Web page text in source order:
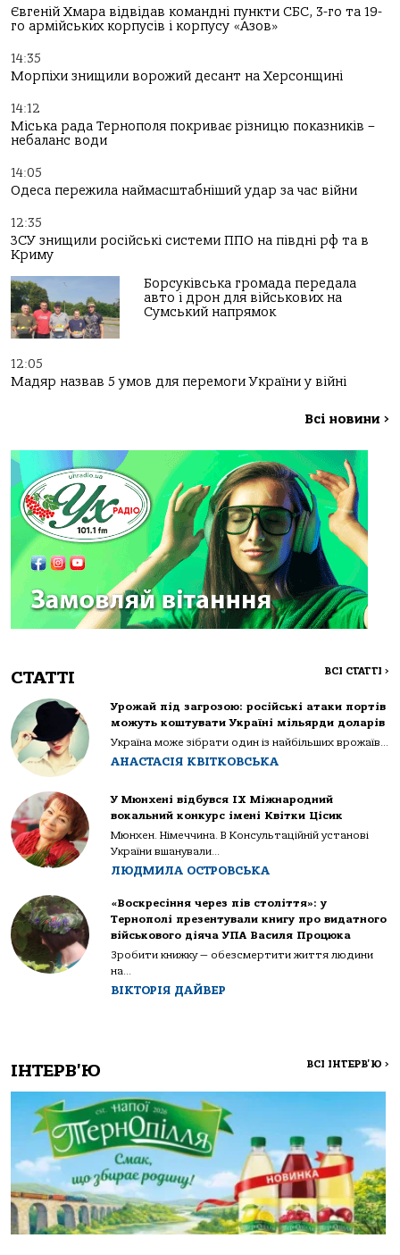
Євгеній Хмара відвідав командні пункти СБС, 3-го та 19-
го армійських корпусів і корпусу «Азов»
14:35
Морпіхи знищили ворожий десант на Херсонщині
14:12
Міська рада Тернополя покриває різницю показників –
небаланс води
14:05
Одеса пережила наймасштабніший удар за час війни
12:35
ЗСУ знищили російські системи ППО на півдні рф та в
Криму
Борсуківська громада передала
авто і дрон для військових на
Сумський напрямок
12:05
Мадяр назвав 5 умов для перемоги України у війні
Всі новини >
СТАТТІ ВСІ СТАТТІ >
Урожай під загрозою: російські атаки портів
можуть коштувати Україні мільярди доларів
Україна може зібрати один із найбільших врожаїв...
АНАСТАСІЯ КВІТКОВСЬКА
У Мюнхені відбувся IX Міжнародний
вокальний конкурс імені Квітки Цісик
Мюнхен. Німеччина. В Консультаційній установі
України вшанували...
ЛЮДМИЛА ОСТРОВСЬКА
«Воскресіння через пів століття»: у
Тернополі презентували книгу про видатного
військового діяча УПА Василя Процюка
Зробити книжку — обезсмертити життя людини
на...
ВІКТОРІЯ ДАЙВЕР
ІНТЕРВ'Ю ВСІ ІНТЕРВ'Ю >